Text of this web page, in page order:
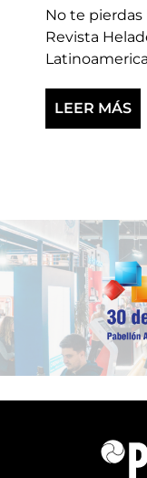
No te
Revista
LEER MÁS